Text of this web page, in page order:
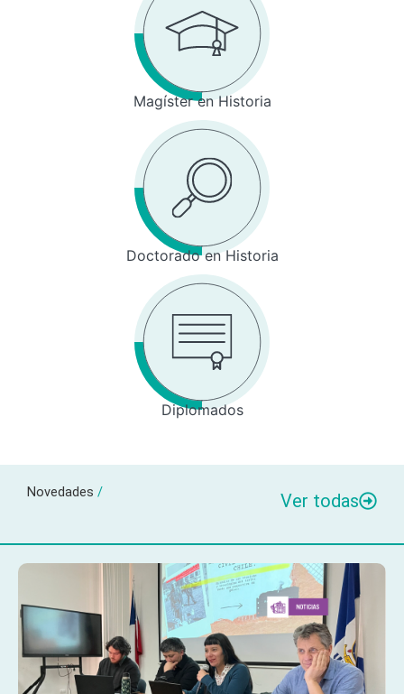
Magíster en Historia
Doctorado en Historia
Diplomados
Novedades / Ver todas